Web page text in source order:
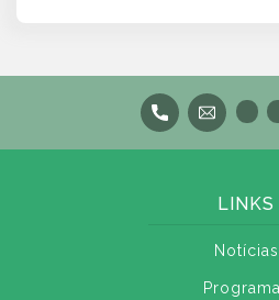
LINKS
Notícias